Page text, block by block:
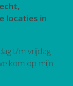
locaties in
t/m vrijdag
op mijn